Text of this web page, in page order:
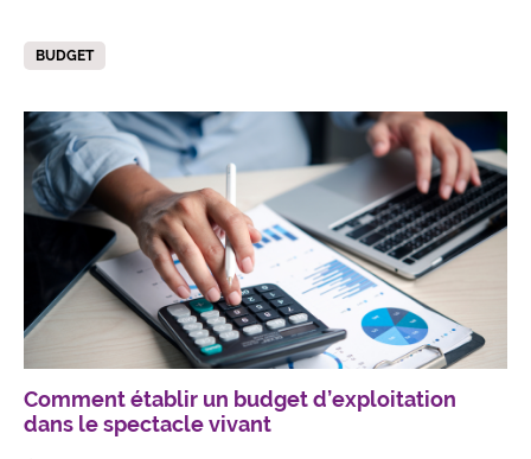
BUDGET
Comment établir un budget d’exploitation
dans le spectacle vivant